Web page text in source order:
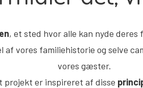
, et sted hvor alle kan nyde
vores familiehistorie og selve
vores gæster.
er inspireret af disse